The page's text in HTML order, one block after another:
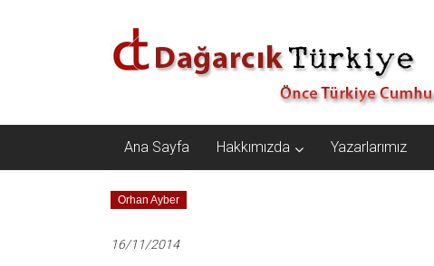
Dağarcık
Türkiye
Türkiye
Cumhuriyeti…
Ana Sayfa Hakkımızda Yazarlarımız
Orhan Ayber
16/11/2014